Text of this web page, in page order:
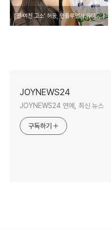
'전 여친 고소' 허웅, 인플루언서 유혜원과 열애설
JOYNEWS24
JOYNEWS24 연예, 최신 뉴스
구독하기